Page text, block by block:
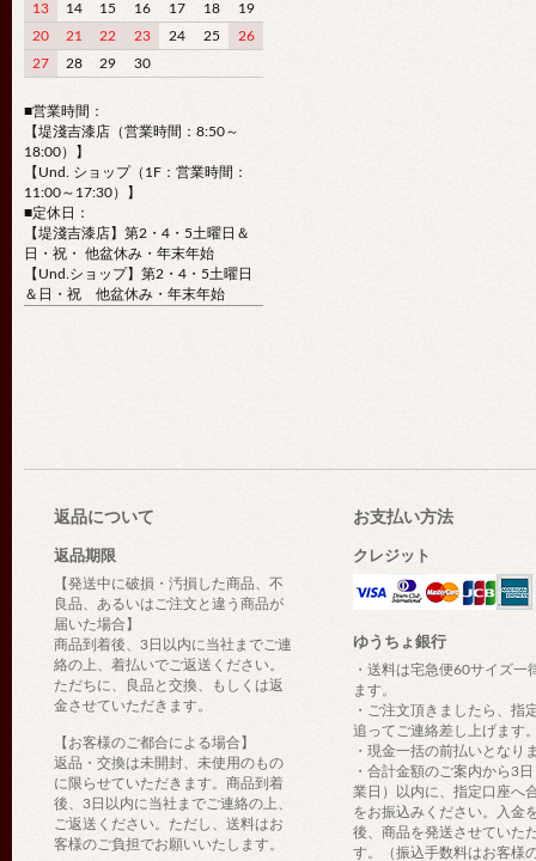
13
14 15 16 17 18
19
20
21 22 23 24 25
26
27
28 29 30
■営業時間：
【堤淺吉漆店（営業時間：8:50～
18:00）】
【Und. ショップ（1F：営業時間：
11:00～17:30）】
■定休日：
【堤淺吉漆店】第2・4・5土曜日＆
日・祝・ 他盆休み・年末年始
【Und.ショップ】第2・4・5土曜日
＆日・祝 他盆休み・年末年始
返品について
返品期限
【発送中に破損・汚損した商品、不
良品、あるいはご注文と違う商品が
届いた場合】
商品到着後、3日以内に当社までご連
絡の上、着払いでご返送ください。
ただちに、良品と交換、もしくは返
金させていただきます。
【お客様のご都合による場合】
返品・交換は未開封、未使用のもの
に限らせていただきます。商品到着
後、3日以内に当社までご連絡の上、
ご返送ください。ただし、送料はお
客様のご負担でお願いいたします。
お支払い方法
クレジット
ゆうちょ銀行
・送料は宅急便60サイズ一
ます。
・ご注文頂きましたら、指
追ってご連絡差し上げます
・現金一括の前払いとなり
・合計金額のご案内から3
業日）以内に、指定口座へ
をお振込みください。入金
後、商品を発送させていた
す。（振込手数料はお客様